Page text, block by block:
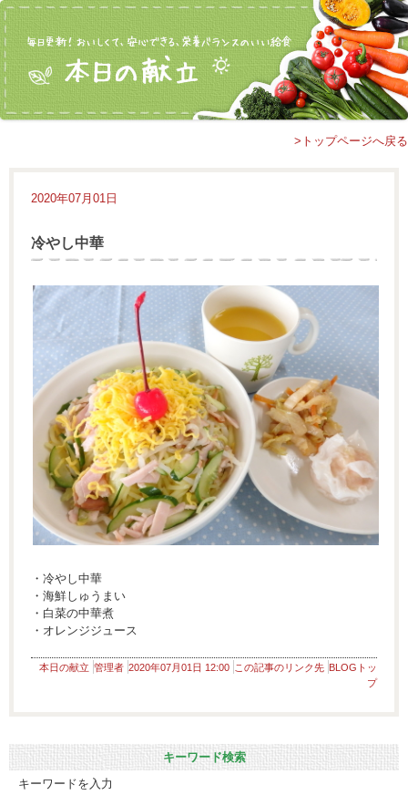
>トップページへ戻る
2020年07月01日
冷やし中華
・冷やし中華
・海鮮しゅうまい
・白菜の中華煮
・オレンジジュース
本日の献立 管理者 2020年07月01日 12:00 この記事のリンク先 BLOGトッ
プ
キーワード検索
キーワードを入力